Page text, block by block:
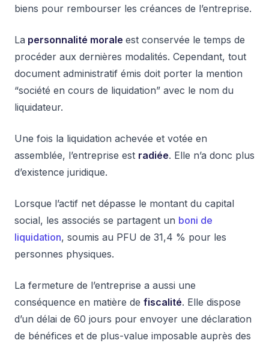
biens pour rembourser les créances de l’entreprise.
La personnalité morale est conservée le temps de
procéder aux dernières modalités. Cependant, tout
document administratif émis doit porter la mention
“société en cours de liquidation” avec le nom du
liquidateur.
Une fois la liquidation achevée et votée en
assemblée, l’entreprise est radiée. Elle n’a donc plus
d’existence juridique.
Lorsque l’actif net dépasse le montant du capital
social, les associés se partagent un boni de
liquidation, soumis au PFU de 31,4 % pour les
personnes physiques.
La fermeture de l’entreprise a aussi une
conséquence en matière de fiscalité. Elle dispose
d’un délai de 60 jours pour envoyer une déclaration
de bénéfices et de plus-value imposable auprès des